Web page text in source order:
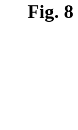
Fig.